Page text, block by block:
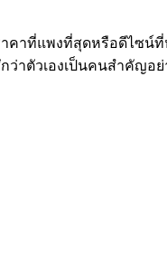
คาที่แพงที่สุดหรือดีไซน์
าตัวเองเป็นคนสำคัญอ